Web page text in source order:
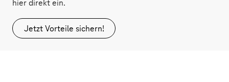
hier direkt ein.
Jetzt Vorteile sichern!